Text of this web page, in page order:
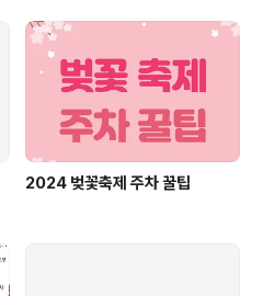
2024 벚꽃축제 주차 꿀팁